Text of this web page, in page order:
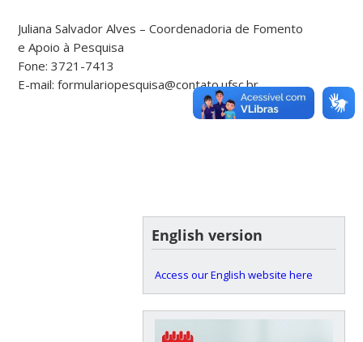
Juliana Salvador Alves – Coordenadoria de Fomento
e Apoio à Pesquisa
Fone: 3721-7413
E-mail: formulariopesquisa@contato.ufsc.br
English version
Access our English website here